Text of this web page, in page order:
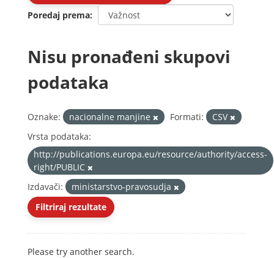
Poredaj prema
Nisu pronađeni skupovi
podataka
Oznake: nacionalne manjine Formati:
CSV
Vrsta podataka:
http://publications.europa.eu/resource/authority/access-
right/PUBLIC
Izdavači:
ministarstvo-pravosudja
Filtriraj rezultate
Please try another search.